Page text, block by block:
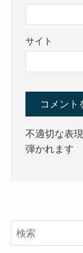
サイト
不適切な表
弾かれます